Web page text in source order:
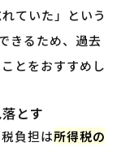
ていた」という
きるため、過去
とをおすすめし
とす
負担は所得税の